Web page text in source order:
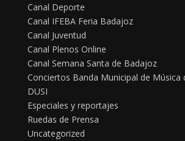
Canal Deporte
Canal IFEBA Feria Badajoz
Canal Juventud
Canal Plenos Online
Canal Semana Santa de Badajoz
Conciertos Banda Municipal de Música
DUSI
Especiales y reportajes
Ruedas de Prensa
Uncategorized